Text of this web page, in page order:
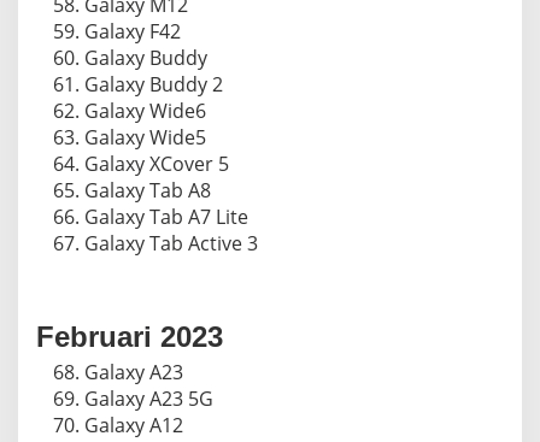
Galaxy F42
Galaxy Buddy
Galaxy Buddy 2
Galaxy Wide6
Galaxy Wide5
Galaxy XCover 5
Galaxy Tab A8
Galaxy Tab A7 Lite
Galaxy Tab Active 3
Februari 2023
Galaxy A23
Galaxy A23 5G
Galaxy A12